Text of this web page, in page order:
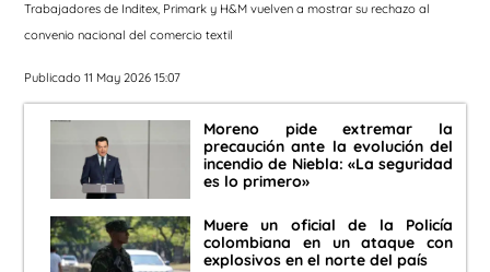
Trabajadores de Inditex, Primark y H&M vuelven a mostrar su rechazo al
convenio nacional del comercio textil
Publicado 11 May 2026 15:07
Moreno pide extremar la
precaución ante la evolución del
incendio de Niebla: «La seguridad
es lo primero»
Muere un oficial de la Policía
colombiana en un ataque con
explosivos en el norte del país